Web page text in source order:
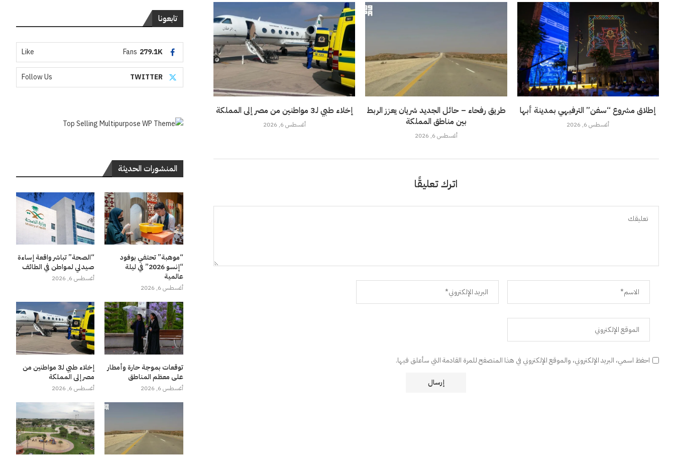
إخلاء طبي لـ3 مواطنين من مصر إلى المملكة
أغسطس 6, 2026
طريق رفحاء – حائل الجديد شريان يعزز الربط
بين مناطق المملكة
أغسطس 6, 2026
إطلاق مشروع “سفن” الترفيهي بمدينة أبها
أغسطس 6, 2026
اترك تعليقًا
احفظ اسمي، البريد الإلكتروني، والموقع الإلكتروني في هذا المتصفح للمرة القادمة التي سأعلق فيها.
تابعونا
279.1K
Fans
Like
TWITTER
Follow Us
المنشورات الحديثة
“موهبة” تحتفي بوفود
“إنسو 2026” في ليلة
عالمية
أغسطس 6, 2026
“الصحة” تباشر واقعة إساءة
صيدلي لمواطن في الطائف
أغسطس 6, 2026
توقعات بموجة حارة وأمطار
على معظم المناطق
أغسطس 6, 2026
إخلاء طبي لـ3 مواطنين من
مصر إلى المملكة
أغسطس 6, 2026